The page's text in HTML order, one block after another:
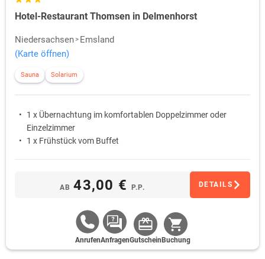
Hotel-Restaurant Thomsen in Delmenhorst
Niedersachsen
Emsland
(Karte öffnen)
Sauna Solarium
1 x Übernachtung im komfortablen Doppelzimmer oder
Einzelzimmer
1 x Frühstück vom Buffet
AB 43,00 € P.P. DETAILS
AnrufenAnfragenGutschein Buchung